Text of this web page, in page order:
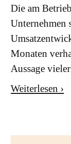
Die am
Unternehmen
Monaten
Aussage
Weiterlesen ›